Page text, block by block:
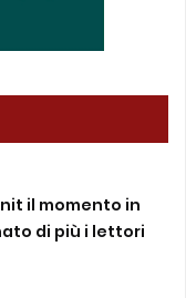
il momento in
di più i lettori